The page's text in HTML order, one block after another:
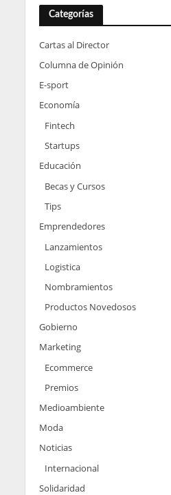
Categorías
Cartas al Director
Columna de Opinión
E-sport
Economía
Fintech
Startups
Educación
Becas y Cursos
Tips
Emprendedores
Lanzamientos
Logistica
Nombramientos
Productos Novedosos
Gobierno
Marketing
Ecommerce
Premios
Medioambiente
Moda
Noticias
Internacional
Solidaridad